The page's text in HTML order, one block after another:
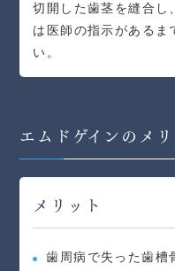
切開した歯茎を縫合し
は医師の指示があるま
い。
エムドゲインのメ
メリット
歯周病で失った歯槽